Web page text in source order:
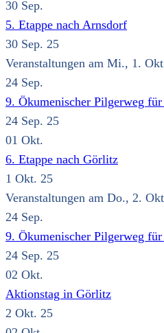
30 Sep.
5. Etappe nach Arnsdorf
30 Sep. 25
Veranstaltungen am Mi., 1.
24 Sep.
9. Ökumenischer Pilgerweg
24 Sep. 25
01 Okt.
6. Etappe nach Görlitz
1 Okt. 25
Veranstaltungen am Do., 2.
24 Sep.
9. Ökumenischer Pilgerweg
24 Sep. 25
02 Okt.
Aktionstag in Görlitz
2 Okt. 25